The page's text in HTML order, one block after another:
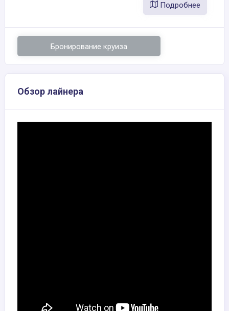
Подробнее
Бронирование круиза
Обзор лайнера